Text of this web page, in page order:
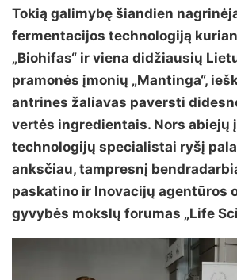
Tokią galimybę šiandien
fermentacijos technologiją
„Biohifas“ ir viena didžiausių
pramonės įmonių „Mantinga“,
antrines žaliavas paversti
vertės ingredientais. Nors abiejų
technologijų specialistai ryšį
anksčiau, tampresnį
paskatino ir Inovacijų agentūros
gyvybės mokslų forumas „Life